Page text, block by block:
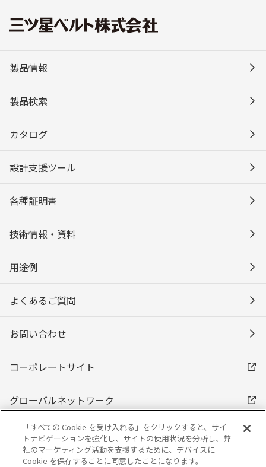
製品情報
製品検索
カタログ
設計支援ツール
各種証明書
技術情報・資料
用途例
よくあるご質問
お問い合わせ
コーポレートサイト
グローバルネットワーク
「すべての Cookie を受け入れる」をクリックすると、サイ
トナビゲーションを強化し、サイトの使用状況を分析し、弊
社のマーケティング活動を支援するために、デバイスに
Cookie を保存することに同意したことになります。